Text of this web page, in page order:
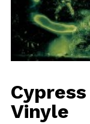
Vinyle